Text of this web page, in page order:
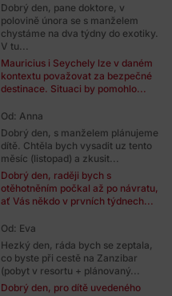
Dobrý den, pane doktore, v
polovině února se s manželem
chystáme na dva týdny do exotiky.
V tu...
Mauricius i Seychely lze v daném
kontextu považovat za bezpečné
destinace. Situaci by pomohlo...
Od: Anna
Dobrý den, s manželem plánujeme
dítě. Chtěla bych vysadit uz tento
měsíc (listopad) a zkusit...
Dobrý den, raději bych s
otěhotněním počkal až po návratu,
ať Vás někdo v prvních týdnech...
Od: Eva
Hezký den, ráda bych se zeptala,
co byste při cestě na Zanzibar
(pobyt v resortu + plánovaný...
Dobrý den, pro dítě uvedeného